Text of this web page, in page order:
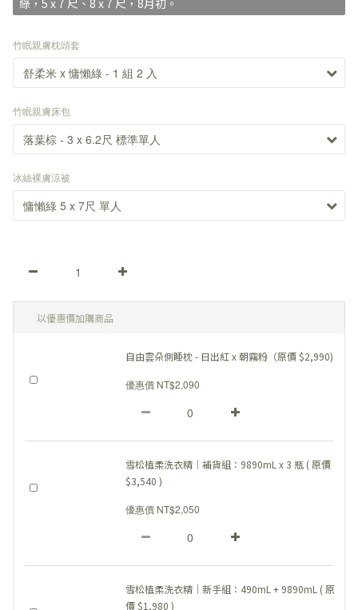
綠，5 x 7 尺、8 x 7 尺，8月初。
竹眠親膚枕頭套
竹眠親膚床包
冰絲裸膚涼被
以優惠價加購商品
自由雲朵側睡枕 - 日出紅 x 朝霧粉（原價 $2,990)
優惠價 NT$2,090
雪松植柔洗衣精｜補貨組：9890mL x 3 瓶 ( 原價
$3,540 )
優惠價 NT$2,050
雪松植柔洗衣精｜新手組：490mL + 9890mL ( 原
價 $1,980 )